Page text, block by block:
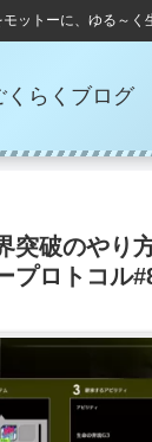
ットーに、ゆる～く
くらくブログ
突破のやり
プロトコル